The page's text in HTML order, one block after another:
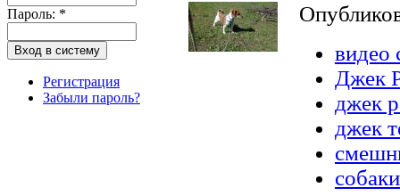
Пароль: *
Регистрация
Забыли пароль?
видео
Джек
джек
джек